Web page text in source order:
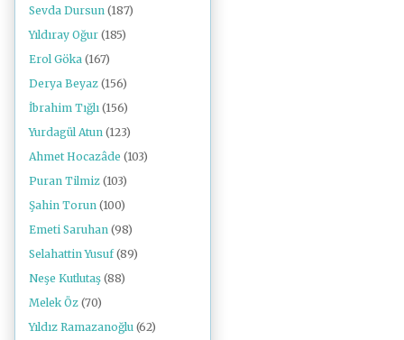
Sevda Dursun (187)
Yıldıray Oğur (185)
Erol Göka (167)
Derya Beyaz (156)
İbrahim Tığlı (156)
Yurdagül Atun (123)
Ahmet Hocazâde (103)
Puran Tilmiz (103)
Şahin Torun (100)
Emeti Saruhan (98)
Selahattin Yusuf (89)
Neşe Kutlutaş (88)
Melek Öz (70)
Yıldız Ramazanoğlu (62)